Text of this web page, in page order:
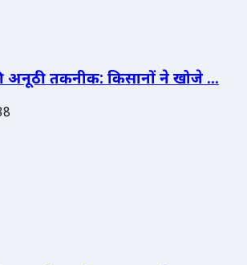
अनूठी तकनीक: किसानों ने खोजे ...